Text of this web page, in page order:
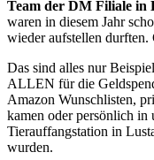
Team der DM Filiale in
waren in diesem Jahr
wieder aufstellen
Das sind alles nur
ALLEN für die
Amazon Wunschlisten,
kamen oder persönlich in
Tierauffangstation in
wurden.